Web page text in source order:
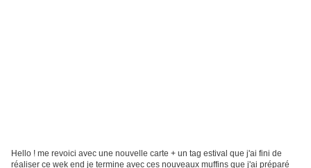
Hello ! me revoici avec une nouvelle carte + un tag estival que j'ai fini de
réaliser ce wek end je termine avec ces nouveaux muffins que j'ai préparé